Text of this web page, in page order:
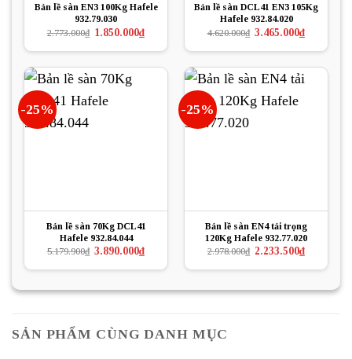
Bản lề sàn EN3 100Kg Hafele
932.79.030
2.773.000₫ Giá
là:
1.850.000₫Giá
hiện
tại
1.850.000₫.
Bản lề sàn DCL41 EN3 105Kg
Hafele 932.84.020
4.620.000₫ Giá
là:
3.465.000₫Giá
hiện
tại
3.465.000₫.
-25%
Bản lề sàn 70Kg DCL41
Hafele 932.84.044
5.179.900₫ Giá
là:
3.890.000₫Giá
hiện
tại
3.890.000₫.
-25%
Bản lề sàn EN4 tải trọng
120Kg Hafele 932.77.020
2.978.000₫ Giá
là:
2.233.500₫Giá
hiện
tại
2.233.500₫.
SẢN PHẨM CÙNG DANH MỤC